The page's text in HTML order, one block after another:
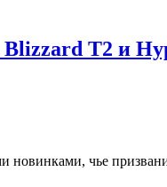
T2 и
новинками, чье